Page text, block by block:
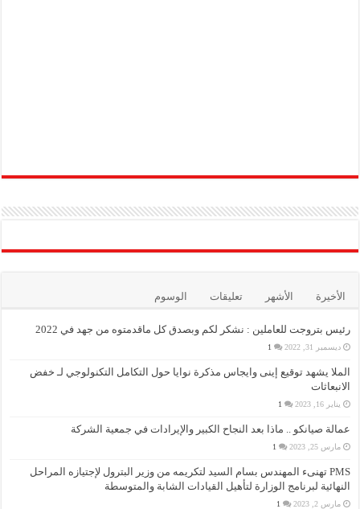
الأخيرة الأشهر تعليقات الوسوم
رئيس بتروجت للعاملين : نشكر لكم وبصدق كل ماقدمتوه من جهد في 2022
ديسمبر 31, 2022 1
الملا يشهد توقيع إينى وايجاس مذكرة نوايا حول التكامل التكنولوجي لـ خفض
الانبعاثات
يناير 16, 2023 1
عمالة صيانكو .. ماذا بعد النجاح الكبير والإيرادات في جمعية الشركة
مارس 25, 2023 1
PMS تهنىء المهندس بسام السيد لتكريمه من وزير البترول لإجتيازه المراحل
النهائية لبرنامج الوزارة لتأهيل القيادات الشابة والمتوسطة
مارس 2, 2023 1